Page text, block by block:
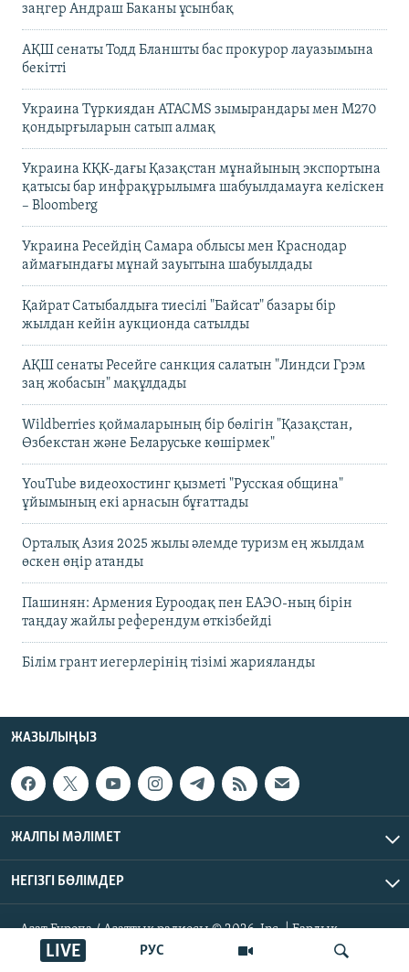
РУС
LIVE
заңгер Андраш Баканы ұсынбақ
АҚШ сенаты Тодд Бланшты бас прокурор лауазымына
бекітті
Украина Түркиядан ATACMS зымырандары мен M270
қондырғыларын сатып алмақ
Украина КҚК-дағы Қазақстан мұнайының экспортына
қатысы бар инфрақұрылымға шабуылдамауға келіскен
– Bloomberg
Украина Ресейдің Самара облысы мен Краснодар
аймағындағы мұнай зауытына шабуылдады
Қайрат Сатыбалдыға тиесілі "Байсат" базары бір
жылдан кейін аукционда сатылды
АҚШ сенаты Ресейге санкция салатын "Линдси Грэм
заң жобасын" мақұлдады
Wildberries қоймаларының бір бөлігін "Қазақстан,
Өзбекстан және Беларуське көшірмек"
YouTube видеохостинг қызметі "Русская община"
ұйымының екі арнасын бұғаттады
Орталық Азия 2025 жылы әлемде туризм ең жылдам
өскен өңір атанды
Пашинян: Армения Еуроодақ пен ЕАЭО-ның бірін
таңдау жайлы референдум өткізбейді
Білім грант иегерлерінің тізімі жарияланды
ЖАЗЫЛЫҢЫЗ
ЖАЛПЫ МӘЛІМЕТ
НЕГІЗГІ БӨЛІМДЕР
Азат Еуропа / Азаттық радиосы © 2026, Inc. | Барлық
құқықтары қорғалған